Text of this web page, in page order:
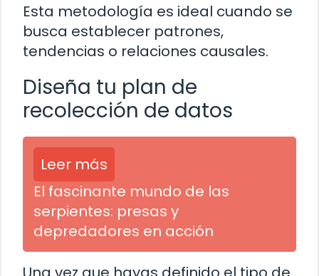
Esta metodología es ideal cuando se
busca establecer patrones,
tendencias o relaciones causales.
Diseña tu plan de
recolección de datos
Leer más
El fascinante mundo de las
serpientes: presas y
depredadores en acción